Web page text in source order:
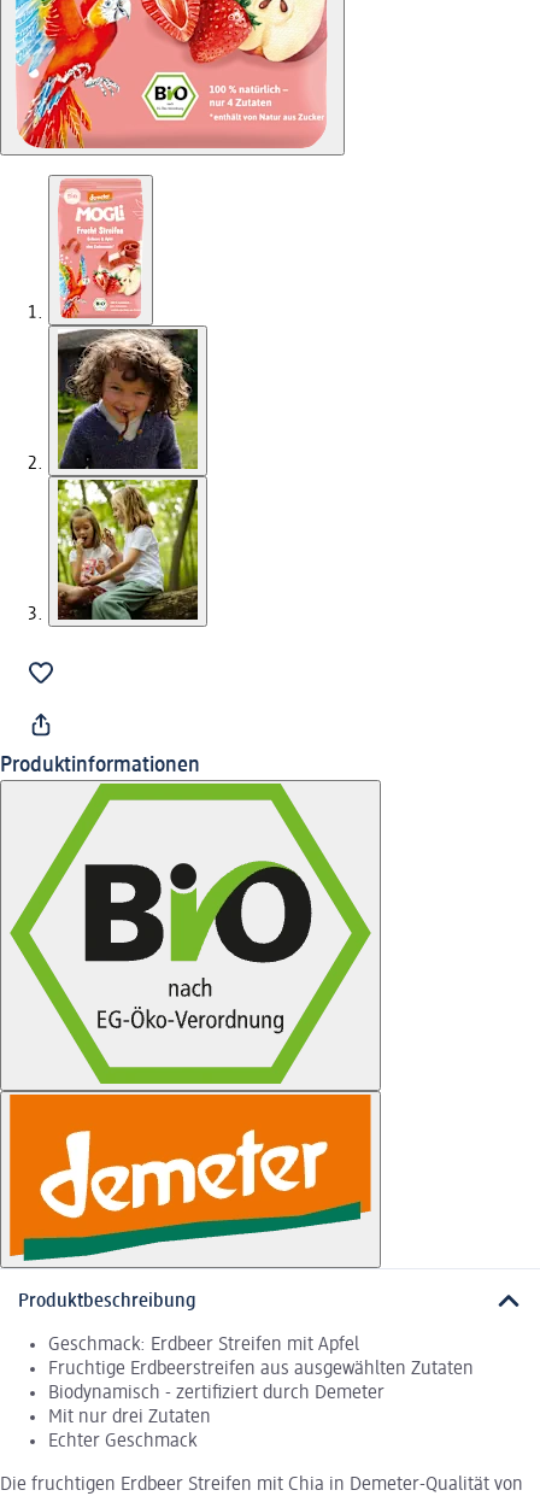
Produktinformationen
Produktbeschreibung
Geschmack: Erdbeer Streifen mit Apfel
Fruchtige Erdbeerstreifen aus ausgewählten Zutaten
Biodynamisch - zertifiziert durch Demeter
Mit nur drei Zutaten
Echter Geschmack
Die fruchtigen Erdbeer Streifen mit Chia in Demeter-Qualität von